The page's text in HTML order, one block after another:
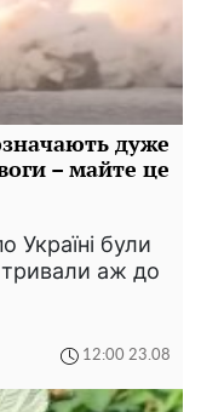
дуже
– майте це
Україні були
аж до
12:00 23.08